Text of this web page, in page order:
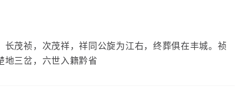
茂祯，次茂祥，祥同公旋为江右，终葬俱在丰城。祯
地三岔，六世入籍黔省